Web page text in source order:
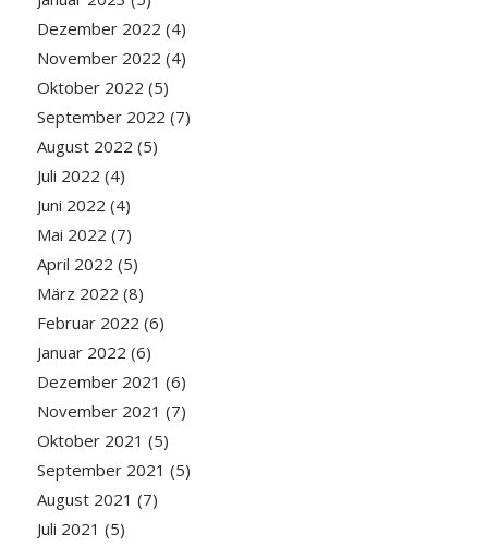
Dezember 2022 (4)
November 2022 (4)
Oktober 2022 (5)
September 2022 (7)
August 2022 (5)
Juli 2022 (4)
Juni 2022 (4)
Mai 2022 (7)
April 2022 (5)
März 2022 (8)
Februar 2022 (6)
Januar 2022 (6)
Dezember 2021 (6)
November 2021 (7)
Oktober 2021 (5)
September 2021 (5)
August 2021 (7)
Juli 2021 (5)